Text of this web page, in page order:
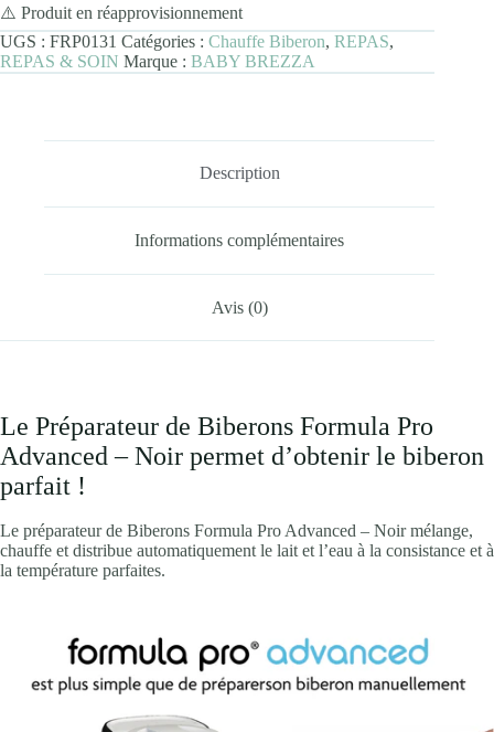
⚠️ Produit en réapprovisionnement
UGS : FRP0131 Catégories : Chauffe Biberon, REPAS,
REPAS & SOIN Marque : BABY BREZZA
Description
Informations complémentaires
Avis (0)
Le Préparateur de Biberons Formula Pro
Advanced – Noir permet d’obtenir le biberon
parfait !
Le préparateur de Biberons Formula Pro Advanced – Noir mélange,
chauffe et distribue automatiquement le lait et l’eau à la consistance et à
la température parfaites.